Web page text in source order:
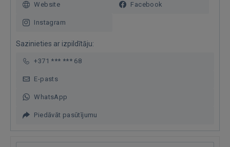
Website Facebook
Instagram
Sazinieties ar izpildītāju:
+371 *** *** 68
E-pasts
WhatsApp
Piedāvāt pasūtījumu